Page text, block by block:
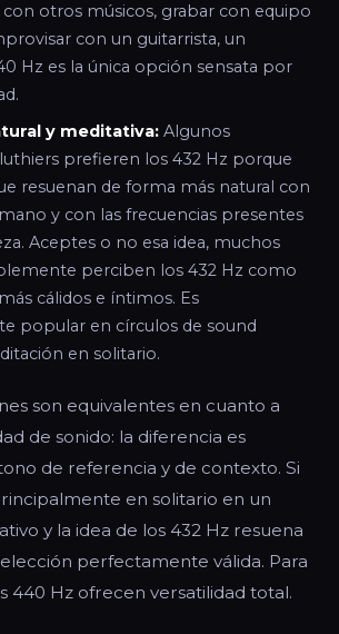
con otros músicos, grabar con equipo
con un guitarrista, un
Hz es la única opción sensata por
y meditativa: Algunos
prefieren los 432 Hz porque
resuenan de forma más natural con
y con las frecuencias presentes
Aceptes o no esa idea, muchos
perciben los 432 Hz como
cálidos e íntimos. Es
popular en círculos de sound
en solitario.
son equivalentes en cuanto a
de sonido: la diferencia es
de referencia y de contexto. Si
en solitario en un
y la idea de los 432 Hz resuena
perfectamente válida. Para
440 Hz ofrecen versatilidad total.